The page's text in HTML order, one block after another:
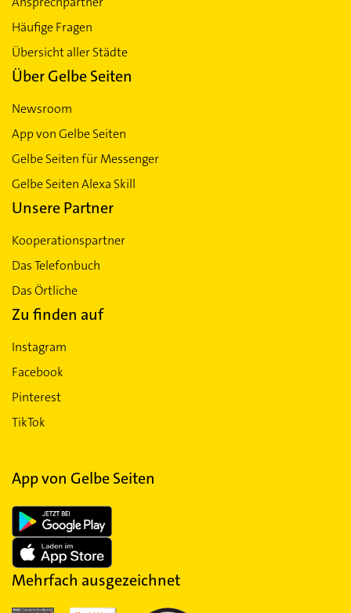
Häufige Fragen
Übersicht aller Städte
Über Gelbe Seiten
Newsroom
App von Gelbe Seiten
Gelbe Seiten für Messenger
Gelbe Seiten Alexa Skill
Unsere Partner
Kooperationspartner
Das Telefonbuch
Das Örtliche
Zu finden auf
Instagram
Facebook
Pinterest
TikTok
App von Gelbe Seiten
Mehrfach ausgezeichnet